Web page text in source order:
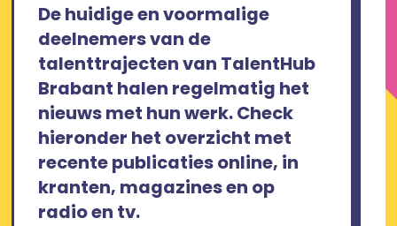
De huidige en voormalige
deelnemers van de
talenttrajecten van TalentHub
Brabant halen regelmatig het
nieuws met hun werk. Check
hieronder het overzicht met
recente publicaties online, in
kranten, magazines en op
radio en tv.